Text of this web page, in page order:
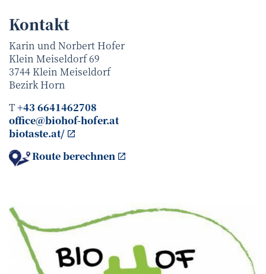
Kontakt
Karin und Norbert Hofer
Klein Meiseldorf 69
3744 Klein Meiseldorf
BezirkHorn
T+43 6641462708
office@biohof-hofer.at
biotaste.at/
Route berechnen